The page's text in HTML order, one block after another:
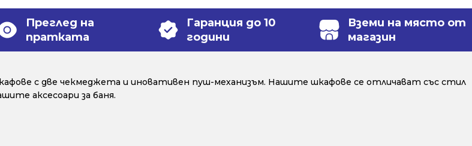
Преглед на
пратката
Гаранция до 10
години
Вземи на място от
магазин
с две чекмеджета и иновативен пуш-механизъм. Нашите шкафове се отличават със стил
аксесоари за баня.